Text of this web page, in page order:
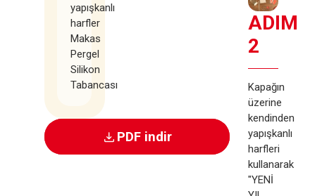
yapışkanlı
harfler
Makas
Pergel
Silikon
Tabancası
PDF indir
ADIM
2
Kapağın
üzerine
kendinden
yapışkanlı
harfleri
kullanarak
"YENİ